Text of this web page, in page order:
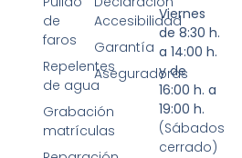
de
faros
Repelentes
de agua
Grabación
matrículas
Accesibilidad
Garantía
Aseguradoras
Viernes
de 8:30 h.
a 14:00 h.
y de
16:00 h. a
19:00 h.
(Sábados
cerrado)